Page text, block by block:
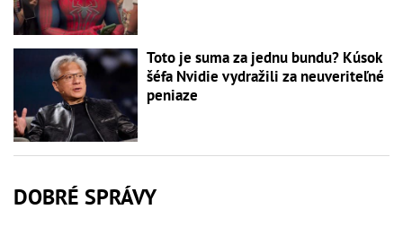
Toto je suma za jednu bundu? Kúsok
šéfa Nvidie vydražili za neuveriteľné
peniaze
DOBRÉ SPRÁVY